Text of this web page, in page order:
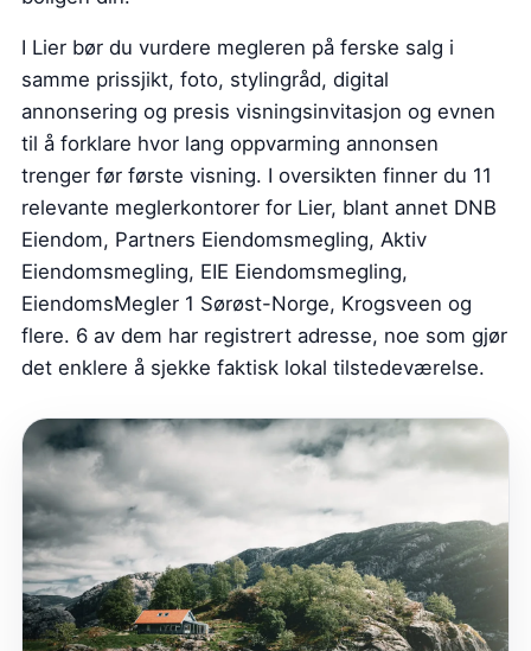
I Lier bør du vurdere megleren på ferske salg i
samme prissjikt, foto, stylingråd, digital
annonsering og presis visningsinvitasjon og evnen
til å forklare hvor lang oppvarming annonsen
trenger før første visning. I oversikten finner du 11
relevante meglerkontorer for Lier, blant annet DNB
Eiendom, Partners Eiendomsmegling, Aktiv
Eiendomsmegling, EIE Eiendomsmegling,
EiendomsMegler 1 Sørøst-Norge, Krogsveen og
flere. 6 av dem har registrert adresse, noe som gjør
det enklere å sjekke faktisk lokal tilstedeværelse.